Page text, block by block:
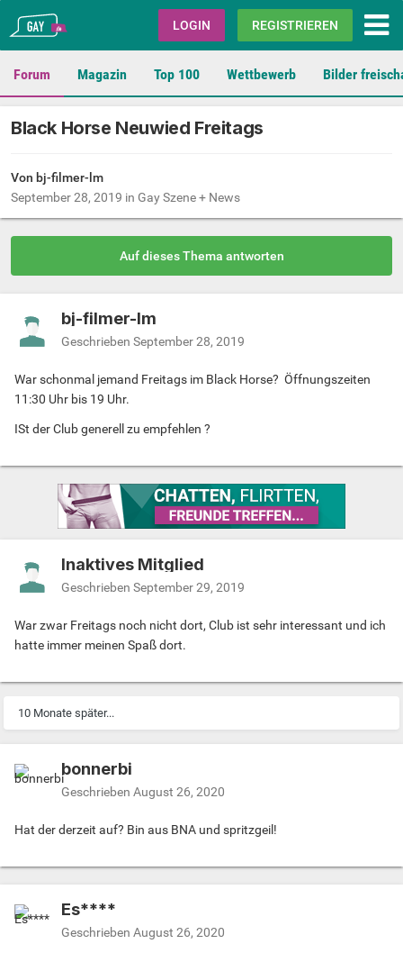
Gay.de LOGIN REGISTRIEREN
Forum Magazin Top 100 Wettbewerb Bilder
Black Horse Neuwied Freitags
Von bj-filmer-lm
September 28, 2019 in Gay Szene + News
Auf dieses Thema antworten
bj-filmer-lm
Geschrieben September 28, 2019
War schonmal jemand Freitags im Black Horse? Öffnungszeiten
11:30 Uhr bis 19 Uhr.
ISt der Club generell zu empfehlen ?
Inaktives Mitglied
Geschrieben September 29, 2019
War zwar Freitags noch nicht dort, Club ist sehr interessant und ich
hatte immer meinen Spaß dort.
10 Monate später...
bonnerbi
Geschrieben August 26, 2020
Hat der derzeit auf? Bin aus BNA und spritzgeil!
Es****
Geschrieben August 26, 2020